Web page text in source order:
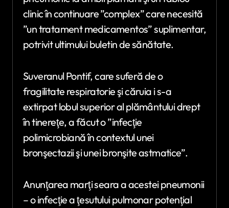
clinic în continuare ”complex” care necesită
”un tratament medicamentos” suplimentar,
potrivit ultimului buletin de sănătate.
Suveranul Pontif, care suferă de o
fragilitate respiratorie şi căruia i s-a
extirpat lobul superior al plământului drept
în tinereţe, a făcut o ”infecţie
polimicrobiană în contextul unei
bronşectazii şi unei bronşite astmatice”.
Anunţarea marţi seara a acestei pneumonii
– o infecţie a ţesutului pulmonar potenţial